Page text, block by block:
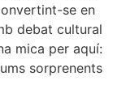
se en
debat cultural
mica per aquí:
sorprenents